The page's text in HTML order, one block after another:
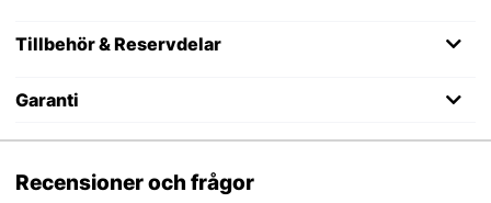
Tillbehör & Reservdelar
Garanti
Recensioner och frågor